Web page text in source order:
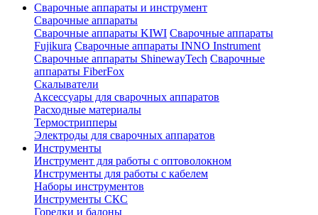
Сварочные аппараты и инструмент
Сварочные аппараты
Сварочные аппараты KIWI Сварочные аппараты
Fujikura Сварочные аппараты INNO Instrument
Сварочные аппараты ShinewayTech Cварочные
аппараты FiberFox
Скалыватели
Аксессуары для сварочных аппаратов
Расходные материалы
Термострипперы
Электроды для сварочных аппаратов
Инструменты
Инструмент для работы с оптоволокном
Инструменты для работы с кабелем
Наборы инструментов
Инструменты СКС
Горелки и балоны